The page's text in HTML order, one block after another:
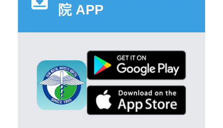
院 APP